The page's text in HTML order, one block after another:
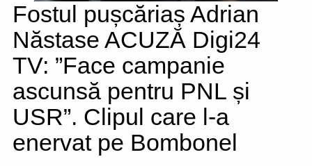
Fostul pușcăriaș Adrian
Năstase ACUZĂ Digi24
TV: ”Face campanie
ascunsă pentru PNL și
USR”. Clipul care l-a
enervat pe Bombonel